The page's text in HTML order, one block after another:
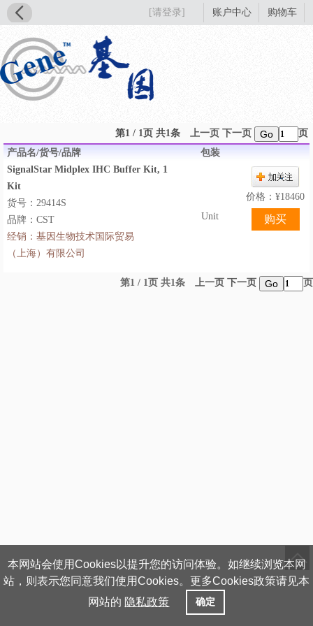
[请登录] 账户中心 购物车
第1 / 1页 共1条 上一页 下一页 Go
页
产品名/货号/品牌
包装
SignalStar Midplex IHC Buffer Kit, 1
Kit
Unit
价格： ¥18460
货号：29414S
品牌：CST
经销： 基因生物技术国际贸易
（上海）有限公司
第1 / 1页 共1条 上一页 下一页 Go 页
本网站会使用Cookies以提升您的访问体验。如继续浏览本网
站，则表示您同意我们使用Cookies。更多Cookies政策请见本
网站的 隐私政策 确定